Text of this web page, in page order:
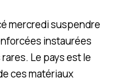
mercredi suspendre
instaurées
Le pays est le
ces matériaux